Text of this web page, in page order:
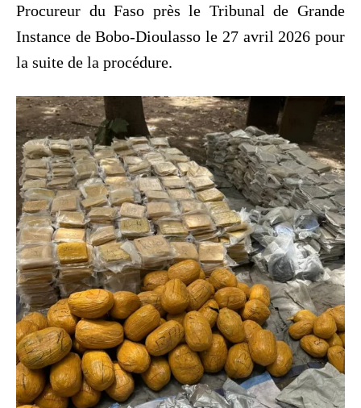
Procureur du Faso près le Tribunal de Grande
Instance de Bobo-Dioulasso le 27 avril 2026 pour
la suite de la procédure.